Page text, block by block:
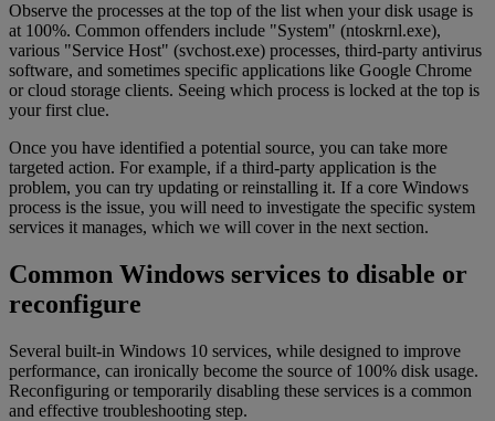
Observe the processes at the top of the list when your disk usage is
at 100%. Common offenders include "System" (ntoskrnl.exe),
various "Service Host" (svchost.exe) processes, third-party antivirus
software, and sometimes specific applications like Google Chrome
or cloud storage clients. Seeing which process is locked at the top is
your first clue.
Once you have identified a potential source, you can take more
targeted action. For example, if a third-party application is the
problem, you can try updating or reinstalling it. If a core Windows
process is the issue, you will need to investigate the specific system
services it manages, which we will cover in the next section.
Common Windows services to disable or
reconfigure
Several built-in Windows 10 services, while designed to improve
performance, can ironically become the source of 100% disk usage.
Reconfiguring or temporarily disabling these services is a common
and effective troubleshooting step.